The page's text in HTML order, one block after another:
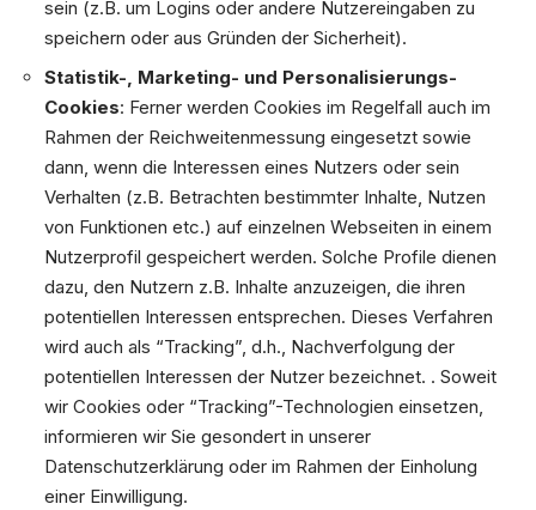
sein (z.B. um Logins oder andere Nutzereingaben zu
speichern oder aus Gründen der Sicherheit).
Statistik-, Marketing- und Personalisierungs-
Cookies: Ferner werden Cookies im Regelfall auch im
Rahmen der Reichweitenmessung eingesetzt sowie
dann, wenn die Interessen eines Nutzers oder sein
Verhalten (z.B. Betrachten bestimmter Inhalte, Nutzen
von Funktionen etc.) auf einzelnen Webseiten in einem
Nutzerprofil gespeichert werden. Solche Profile dienen
dazu, den Nutzern z.B. Inhalte anzuzeigen, die ihren
potentiellen Interessen entsprechen. Dieses Verfahren
wird auch als “Tracking”, d.h., Nachverfolgung der
potentiellen Interessen der Nutzer bezeichnet. . Soweit
wir Cookies oder “Tracking”-Technologien einsetzen,
informieren wir Sie gesondert in unserer
Datenschutzerklärung oder im Rahmen der Einholung
einer Einwilligung.